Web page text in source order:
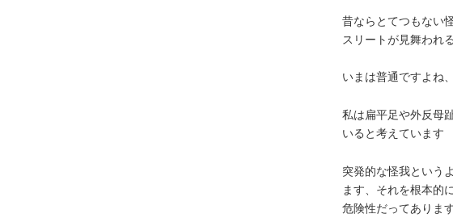
昔ならとてつもない
スリートが見舞われ
いまは普通ですよね
私は扁平足や外反母
いると考えています
突発的な怪我という
ます、それを根本的
危険性だってあります